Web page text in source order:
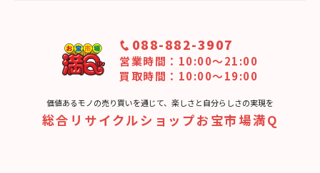
088-882-3907
営業時間：10:00〜21:00
買取時間：10:00～19:00
価値あるモノの売り買いを通じて、楽しさと⾃分らしさの実現を
総合リサイクルショップお宝市場満Q